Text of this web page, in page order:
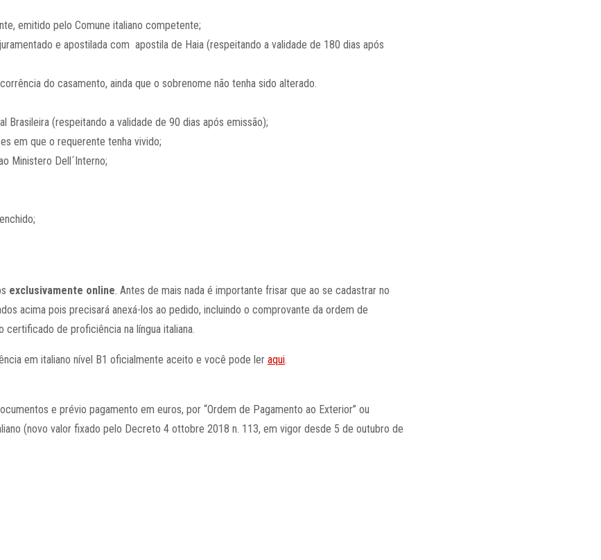
emitido pelo Comune italiano competente;
e apostilada com apostila de Haia (respeitando a validade de 180 dias após
do casamento, ainda que o sobrenome não tenha sido alterado.
(respeitando a validade de 90 dias após emissão);
em que o requerente tenha vivido;
Ministero Dell´Interno;
exclusivamente online. Antes de mais nada é importante frisar que ao se cadastrar no
acima pois precisará anexá-los ao pedido, incluindo o comprovante da ordem de
certificado de proficiência na língua italiana.
em italiano nível B1 oficialmente aceito e você pode ler aqui.
e prévio pagamento em euros, por “Ordem de Pagamento ao Exterior” ou
(novo valor fixado pelo Decreto 4 ottobre 2018 n. 113, em vigor desde 5 de outubro de